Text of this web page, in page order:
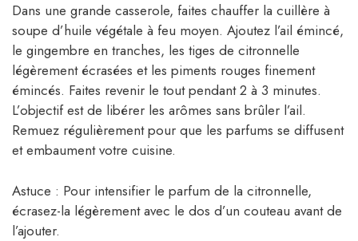
Dans une grande casserole, faites chauffer la cuillère à
soupe d’huile végétale à feu moyen. Ajoutez l’ail émincé,
le gingembre en tranches, les tiges de citronnelle
légèrement écrasées et les piments rouges finement
émincés. Faites revenir le tout pendant 2 à 3 minutes.
L’objectif est de libérer les arômes sans brûler l’ail.
Remuez régulièrement pour que les parfums se diffusent
et embaument votre cuisine.
Astuce : Pour intensifier le parfum de la citronnelle,
écrasez-la légèrement avec le dos d’un couteau avant de
l’ajouter.